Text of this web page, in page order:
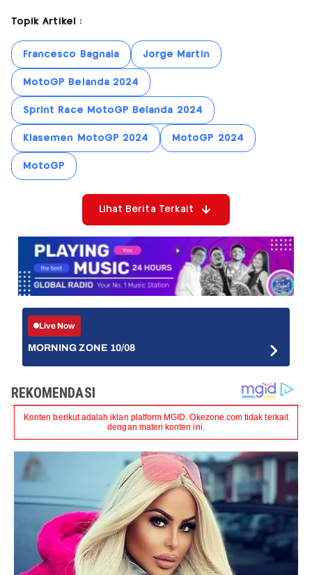
Topik Artikel :
Francesco Bagnaia Jorge Martin
MotoGP Belanda 2024
Sprint Race MotoGP Belanda 2024
Klasemen MotoGP 2024 MotoGP 2024
MotoGP
Lihat Berita Terkait
Live Now
MORNING ZONE 10/08